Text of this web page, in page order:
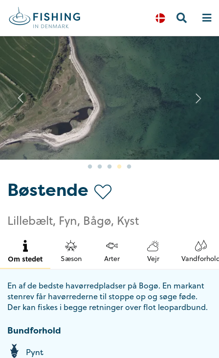
Previous
Bøstende
Lillebælt, Fyn, Bågø, Kyst
Om stedet Sæson Arter Vejr
En af de bedste havørredpladser på Bogø. En markant
stenrev får havørrederne til stoppe op og søge føde.
Der kan fiskes i begge retninger over flot leopardbund.
Bundforhold
Pynt